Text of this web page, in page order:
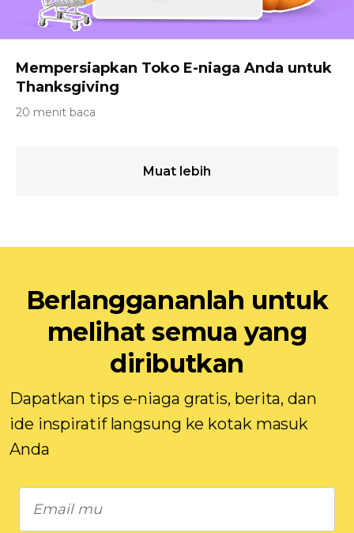
Mempersiapkan Toko E-niaga Anda untuk
Thanksgiving
20 menit baca
Muat lebih
Berlanggananlah untuk
melihat semua yang
diributkan
Dapatkan tips e-niaga gratis, berita, dan
ide inspiratif langsung ke kotak masuk
Anda